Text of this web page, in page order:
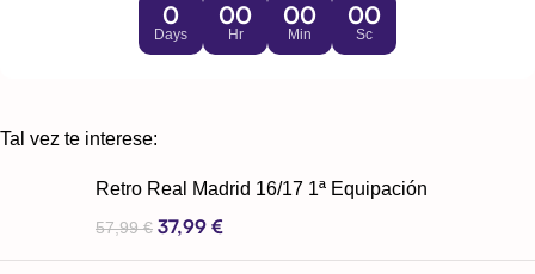
0
Days
00
Hr
00
Min
00
Sc
Tal vez te interese:
Retro Real Madrid 16/17 1ª Equipación
57,99€ 37,99 €